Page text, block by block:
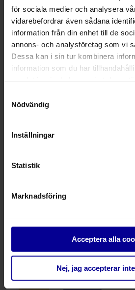
för sociala medier och analysera
vidarebefordrar även sådana
information från din enhet till de
annons- och analysföretag som vi
Dessa kan i sin tur kombinera
information som du har
samlat in när du har använt deras
Nödvändig
Inställningar
Statistik
Marknadsföring
Acceptera alla
Nej, jag accepterar
Stor innerlumen
Inkl. nackband
Lång livslängd tack vare det
Material: sterlingsilver (925),
Fråga mer om denna
Trakealkanyl
BLUselect® Suctionaid™
Trakeostomi
Trakealkompress